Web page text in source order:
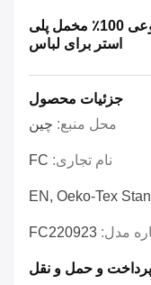
چاپ پوست Velboa پارچه خز مصنوعی 100٪ مخمل پلی
استر برای لباس
جزئیات محصول
محل منبع: چین
نام تجاری: FC
EN, Oeko-Tex
مدل: FC220923
و حمل و نقل